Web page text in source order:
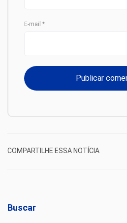
E-mail *
COMPARTILHE ESSA NOTÍCIA
Buscar